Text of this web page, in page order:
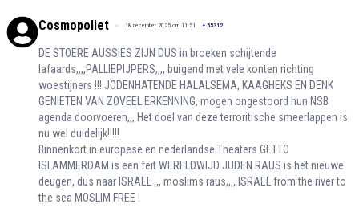
Cosmopoliet 18 december 2025 om 11:51 + 55312
DE STOERE AUSSIES ZIJN DUS in broeken schijtende
lafaards,,,,PALLIEPIJPERS,,,, buigend met vele konten richting
woestijners !!! JODENHATENDE HALALSEMA, KAAGHEKS EN DENK
GENIETEN VAN ZOVEEL ERKENNING, mogen ongestoord hun NSB
agenda doorvoeren,,, Het doel van deze terroritische smeerlappen is
nu wel duidelijk!!!!!
Binnenkort in europese en nederlandse Theaters GETTO
ISLAMMERDAM is een feit WERELDWIJD JUDEN RAUS is het nieuwe
deugen, dus naar ISRAEL ,,, moslims raus,,,, ISRAEL from the river to
the sea MOSLIM FREE !